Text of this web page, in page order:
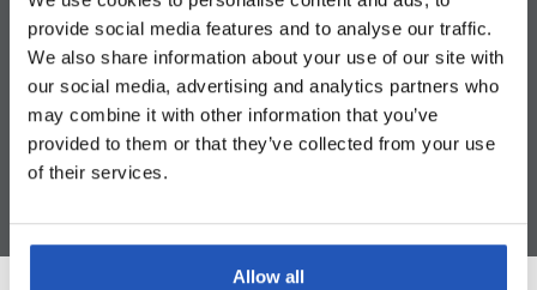
provide social media features and to analyse our traffic.
We also share information about your use of our site with
our social media, advertising and analytics partners who
may combine it with other information that you’ve
provided to them or that they’ve collected from your use
of their services.
Allow all
Lång spoltid
Ingen borat eller fosfat
Steril koksaltlösning